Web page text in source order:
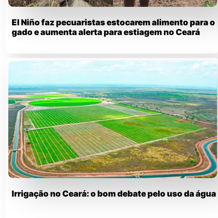
El Niño faz pecuaristas estocarem alimento para o
gado e aumenta alerta para estiagem no Ceará
Irrigação no Ceará: o bom debate pelo uso da água